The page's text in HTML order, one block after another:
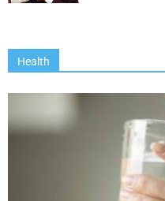
Health